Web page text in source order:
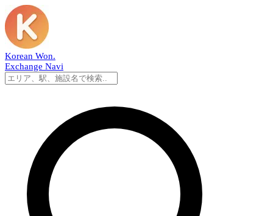
Korean Won.
Exchange Navi